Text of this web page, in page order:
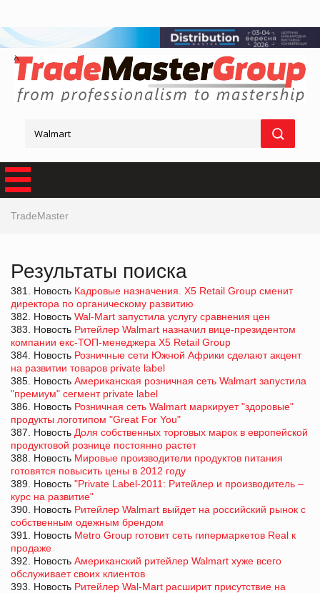
TradeMaster
Результаты поиска
381. Новость Кадровые назначения. Х5 Retail Group сменит
директора по органическому развитию
382. Новость Wal-Mart запустила услугу сравнения цен
383. Новость Ритейлер Walmart назначил вице-президентом
компании екс-ТОП-менеджера X5 Retail Group
384. Новость Розничные сети Южной Африки сделают акцент
на развитии товаров private label
385. Новость Американская розничная сеть Walmart запустила
"премиум" сегмент private label
386. Новость Розничная сеть Walmart маркирует "здоровые"
продукты логотипом "Great For You"
387. Новость Доля собственных торговых марок в европейской
продуктовой рознице постоянно растет
388. Новость Мировые производители продуктов питания
готовятся повысить цены в 2012 году
389. Новость "Private Label-2011: Ритейлер и производитель –
курс на развитие"
390. Новость Ритейлер Walmart выйдет на российский рынок с
собственным одежным брендом
391. Новость Metro Group готовит сеть гипермаркетов Real к
продаже
392. Новость Американский ритейлер Walmart хуже всего
обслуживает своих клиентов
393. Новость Ритейлер Wal-Мart расширит присутствие на